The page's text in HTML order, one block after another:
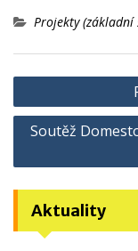
Projekty (základní
Navigace
pro
příspěvek
Soutěž
Aktuality